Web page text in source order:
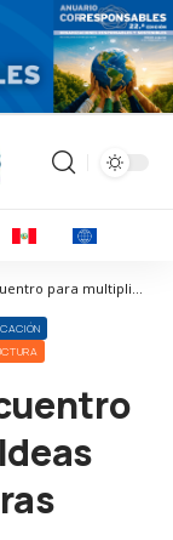
Corresponsables > Entrevistas > TEDxTukuy: Un encuentro para multiplicar Ideas Transformadoras